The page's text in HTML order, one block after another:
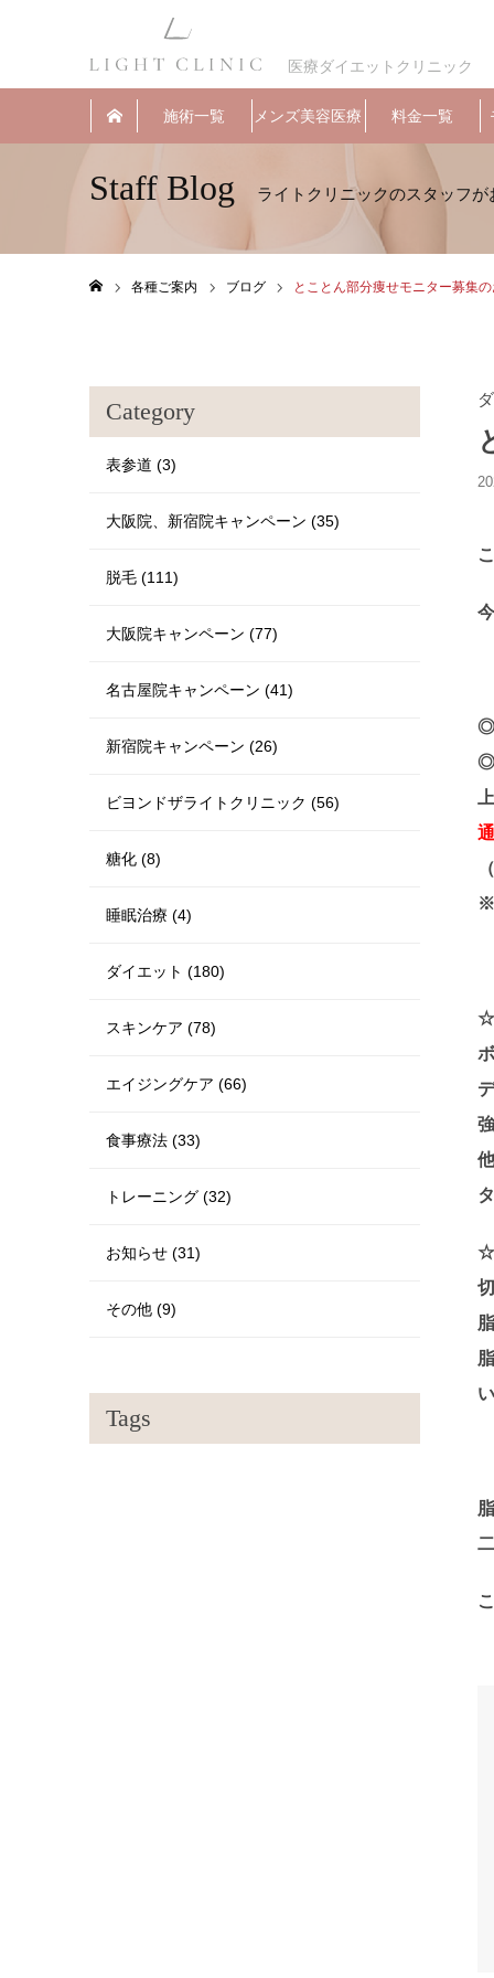
医療ダイエットクリニック
施術一覧 メンズ美容医療 料金一覧
Staff Blog
各種ご案内 ブログ とことん部分痩せモニター募集
◎
◎
※
☆
☆
Category
表参道 (3)
大阪院、新宿院キャンペーン (35)
脱毛 (111)
大阪院キャンペーン (77)
名古屋院キャンペーン (41)
新宿院キャンペーン (26)
ビヨンドザライトクリニック (56)
糖化 (8)
睡眠治療 (4)
ダイエット (180)
スキンケア (78)
エイジングケア (66)
食事療法 (33)
トレーニング (32)
お知らせ (31)
その他 (9)
Tags